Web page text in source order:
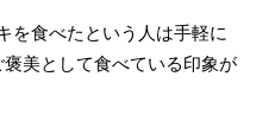
食べたという人は手軽に
美として食べている印象が